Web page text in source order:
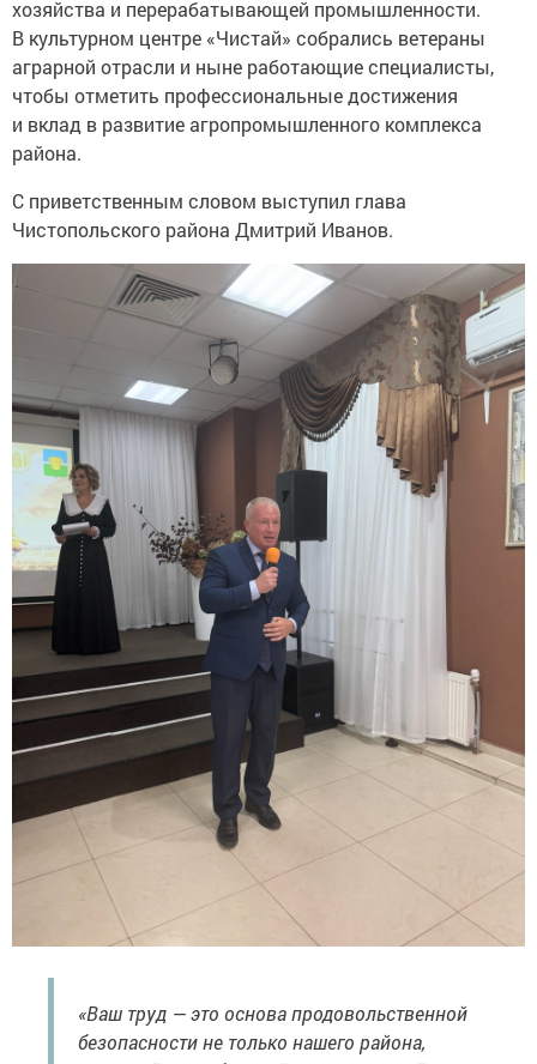
хозяйства и перерабатывающей промышленности.
В культурном центре «Чистай» собрались ветераны
аграрной отрасли и ныне работающие специалисты,
чтобы отметить профессиональные достижения
и вклад в развитие агропромышленного комплекса
района.
С приветственным словом выступил глава
Чистопольского района Дмитрий Иванов.
«Ваш труд — это основа продовольственной
безопасности не только нашего района,